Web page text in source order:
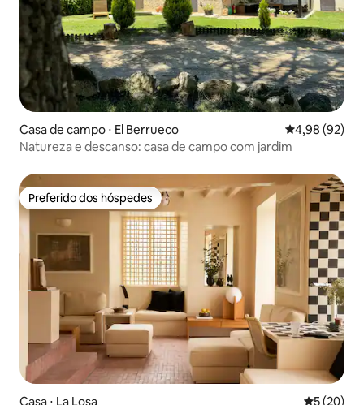
Casa de campo ⋅ El Berrueco 4,98 de uma
4,98 (92)
Natureza e descanso: casa de campo com jardim
Preferido dos hóspedes
Preferido dos hóspedes
Casa ⋅ La Losa 5 de uma
5 (20)